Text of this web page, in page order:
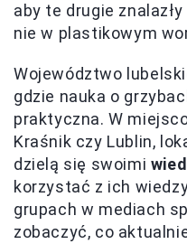
aby te drugie
nie w plastikowym
Województwo
gdzie nauka o
praktyczna. W
Kraśnik czy Lublin,
dzielą się swoimi
korzystać z ich
grupach w mediach
zobaczyć, co